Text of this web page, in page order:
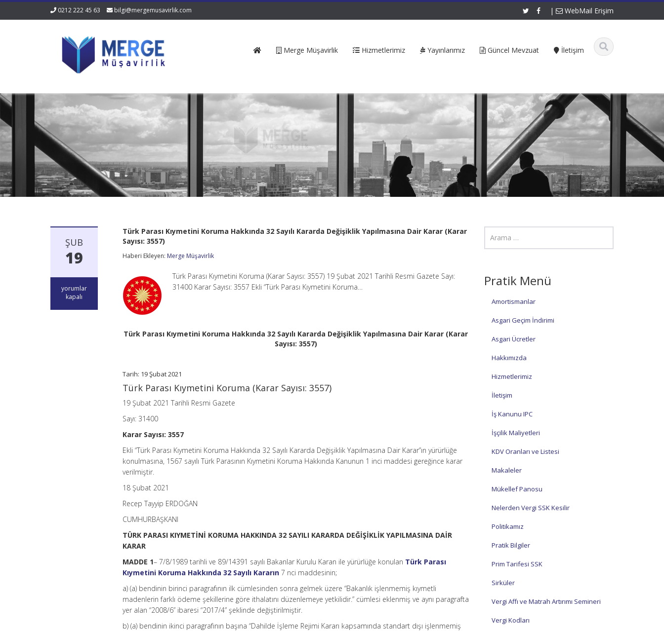
0212 222 45 63 bilgi@mergemusavirlik.com | WebMail Erişim
Merge Müşavirlik Hizmetlerimiz Yayınlarımız Güncel Mevzuat İletişim
ŞUB
19
Türk
Parası
yorumlar
kapalı
Türk Parası Kıymetini Koruma Hakkında 32 Sayılı Kararda Değişiklik Yapılmasına Dair Karar (Karar
Sayısı: 3557)
Haberi Ekleyen: Merge Müşavirlik
Türk Parası Kıymetini Koruma (Karar Sayısı: 3557) 19 Şubat 2021 Tarihli Resmi Gazete Sayı:
31400 Karar Sayısı: 3557 Ekli “Türk Parası Kıymetini Koruma…
Türk Parası Kıymetini Koruma Hakkında 32 Sayılı Kararda Değişiklik Yapılmasına Dair Karar (Karar
Sayısı: 3557)
Tarih: 19 Şubat 2021
Türk Parası Kıymetini Koruma (Karar Sayısı: 3557)
19 Şubat 2021 Tarihli Resmi Gazete
Sayı: 31400
Karar Sayısı: 3557
Ekli “Türk Parası Kıymetini Koruma Hakkında 32 Sayılı Kararda Değişiklik Yapılmasına Dair Karar”ın yürürlüğe
konulmasına, 1567 sayılı Türk Parasının Kıymetini Koruma Hakkında Kanunun 1 inci maddesi gereğince karar
verilmiştir.
18 Şubat 2021
Recep Tayyip ERDOĞAN
CUMHURBAŞKANI
TÜRK PARASI KIYMETİNİ KORUMA HAKKINDA 32 SAYILI KARARDA DEĞİŞİKLİK YAPILMASINA DAİR
KARAR
MADDE 1– 7/8/1989 tarihli ve 89/14391 sayılı Bakanlar Kurulu Karan ile yürürlüğe konulan Türk Parası
Kıymetini Koruma Hakkında 32 Sayılı Kararın 7 nci maddesinin;
a) (a) bendinin birinci paragrafının ilk cümlesinden sonra gelmek üzere “Bakanlık işlenmemiş kıymetli
madenlerin farklı ödeme şekillerine göre ithalatını düzenlemeye yetkilidir.” cümlesi eklenmiş ve aynı paragrafta
yer alan “2008/6” ibaresi “2017/4” şeklinde değiştirilmiştir.
b) (a) bendinin ikinci paragrafının başına “Dahilde İşleme Rejimi Kararı kapsamında standart dışı işlenmemiş
Pratik Menü
Amortismanlar
Asgari Geçim İndirimi
Asgari Ücretler
Hakkımızda
Hizmetlerimiz
İletişim
İş Kanunu IPC
İşçilik Maliyetleri
KDV Oranları ve Listesi
Makaleler
Mükellef Panosu
Nelerden Vergi SSK Kesilir
Politikamız
Pratik Bilgiler
Prim Tarifesi SSK
Sirküler
Vergi Affı ve Matrah Artırımı Semineri
Vergi Kodları